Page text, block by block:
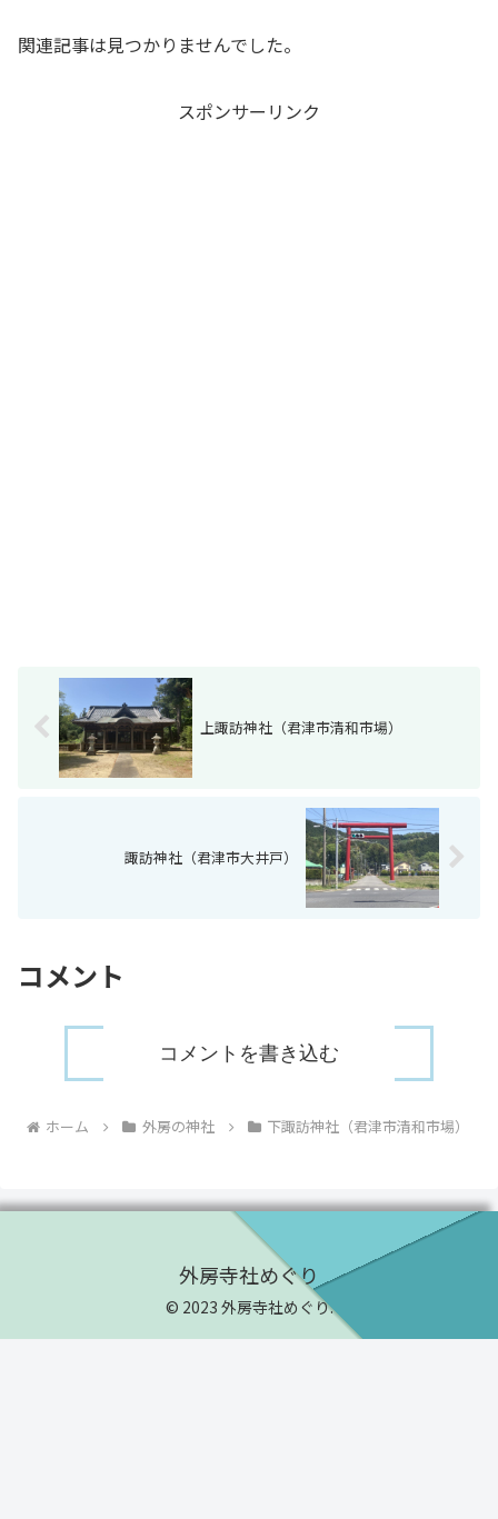
関連記事は見つかりませんでした。
スポンサーリンク
上諏訪神社（君津市清和市場）
諏訪神社（君津市大井戸）
コメント
コメントを書き込む
ホーム 外房の神社 下諏訪神社（君津市清和市場）
外房寺社めぐり
© 2023 外房寺社めぐり.